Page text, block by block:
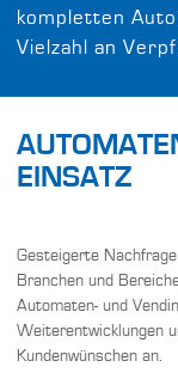
kompletten
Vielzahl an
EINSATZ
Gesteigerte
Branchen und
Automaten- und
Weiterentwicklungen
Kundenwünschen an.